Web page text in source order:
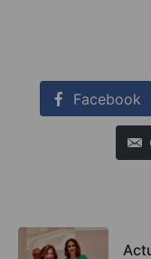
Facebook